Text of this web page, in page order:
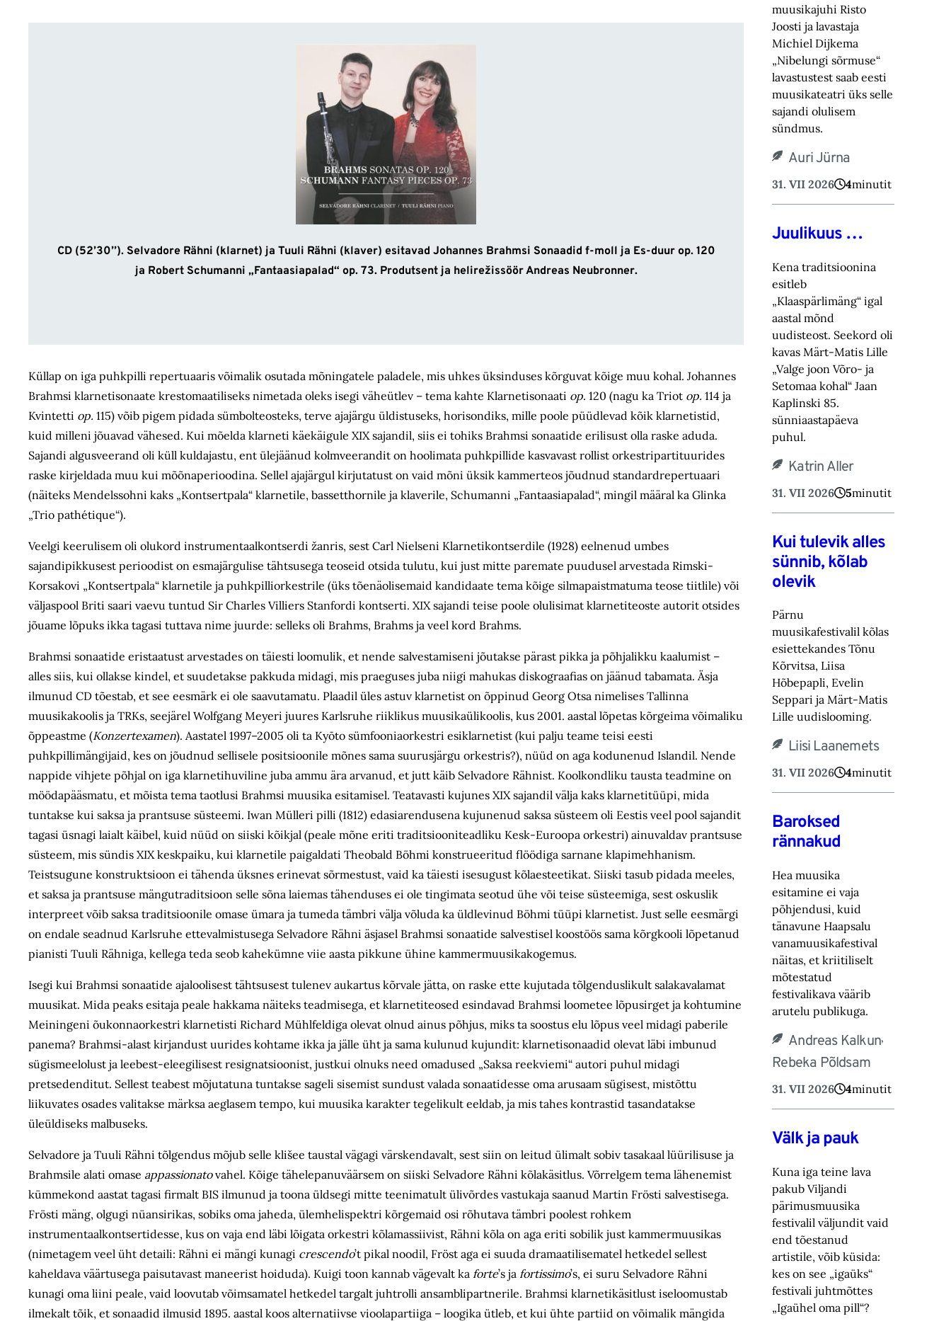
CD (52’30’’). Selvadore Rähni (klarnet) ja Tuuli Rähni (klaver) esitavad Johannes Brahmsi Sonaadid f-moll ja Es-duur op. 120
ja Robert Schumanni „Fantaasiapalad“ op. 73. Produtsent ja helirežissöör Andreas Neubronner.
Küllap on iga puhkpilli repertuaaris võimalik osutada mõningatele paladele, mis uhkes üksinduses kõrguvat kõige muu kohal. Johannes
Brahmsi klarneti­sonaate krestomaatiliseks nimetada oleks isegi väheütlev – tema kahte Klar­neti­­sonaati op. 120 (nagu ka Triot op. 114 ja
Kvintetti op. 115) võib pigem pidada sümbolteosteks, terve ajajärgu üldistuseks, horisondiks, mille poole püüdlevad kõik klarnetistid,
kuid milleni jõuavad vähesed. Kui mõelda klarneti käekäigule XIX sajandil, siis ei tohiks Brahmsi sonaatide erilisust olla raske aduda.
Sajandi algusveerand oli küll kuldajastu, ent ülejäänud kolmveerandit on hoolimata puhkpillide kasvavast rollist orkestri­partituurides
raske kirjeldada muu kui mõõnaperioodina. Sellel ajajärgul kirjutatust on vaid mõni üksik kammer­teos jõudnud standardrepertuaari
(näiteks Mendelssohni kaks „Kontsertpala“ klarnetile, bassetthornile ja klaverile, Schumanni „Fantaasiapalad“, mingil määral ka Glinka
„Trio pathétique“).
Veelgi keerulisem oli olukord instrumentaalkontserdi žanris, sest Carl Nielseni Klarnetikontserdile (1928) eelnenud umbes
sajandipikkusest perioodist on esmajärgulise tähtsusega teoseid otsida tulutu, kui just mitte paremate puudusel arvestada Rimski-
Korsakovi „Kontsertpala“ klarnetile ja puhkpilliorkestrile (üks tõenäolisemaid kandidaate tema kõige silmapaistmatuma teose tiitlile) või
väljaspool Briti saari vaevu tuntud Sir Charles Villiers Stanfordi kontserti. XIX sajandi teise poole olulisimat klarnetiteoste autorit otsides
jõuame lõpuks ikka tagasi tuttava nime juurde: selleks oli Brahms, Brahms ja veel kord Brahms.
Brahmsi sonaatide eristaatust arvestades on täiesti loomulik, et nende salvestamiseni jõutakse pärast pikka ja põhjalikku kaalumist –
alles siis, kui ollakse kindel, et suudetakse pakkuda midagi, mis praeguses juba niigi mahukas diskograafias on jäänud tabamata. Äsja
ilmunud CD tõestab, et see eesmärk ei ole saavutamatu. Plaadil üles astuv klarnetist on õppinud Georg Otsa nimelises Tallinna
muusikakoolis ja TRKs, seejärel Wolfgang Meyeri juures Karlsruhe riiklikus muusikaülikoolis, kus 2001. aastal lõpetas kõrgeima võimaliku
õppeastme (Konzertexamen). Aastatel 1997–2005 oli ta Kyōto sümfooniaorkestri esiklarnetist (kui palju teame teisi eesti
puhkpillimängijaid, kes on jõudnud sellisele positsioonile mõnes sama suurusjärgu orkestris?), nüüd on aga kodunenud Islandil. Nende
nappide vihjete põhjal on iga klarnetihuviline juba ammu ära arvanud, et jutt käib Selvadore Rähnist. Koolkondliku tausta teadmine on
möödapääsmatu, et mõista tema taotlusi Brahmsi muusika esitamisel. Teatavasti kujunes XIX sajandil välja kaks klarnetitüüpi, mida
tuntakse kui saksa ja prantsuse süsteemi. Iwan Mülleri pilli (1812) edasiarendusena kujunenud saksa süsteem oli Eestis veel pool sajandit
tagasi üsnagi laialt käibel, kuid nüüd on siiski kõikjal (peale mõne eriti traditsiooniteadliku Kesk-Euroopa orkestri) ainuvaldav prantsuse
süsteem, mis sündis XIX keskpaiku, kui klarnetile paigaldati Theobald Böhmi konstrueeritud flöödiga sarnane klapimehhanism.
Teistsugune konstruktsioon ei tähenda üksnes erinevat sõrmestust, vaid ka täiesti isesugust kõlaesteetikat. Siiski tasub pidada meeles,
et saksa ja prantsuse mängutraditsioon selle sõna laiemas tähenduses ei ole tingimata seotud ühe või teise süsteemiga, sest oskuslik
interpreet võib saksa traditsioonile omase ümara ja tumeda tämbri välja võluda ka üldlevinud Böhmi tüüpi klarnetist. Just selle eesmärgi
on endale seadnud Karlsruhe ettevalmistusega Selvadore Rähni äsjasel Brahmsi sonaatide salvestisel koostöös sama kõrgkooli lõpetanud
pianisti Tuuli Rähniga, kellega teda seob kahekümne viie aasta pikkune ühine kammermuusikakogemus.
Isegi kui Brahmsi sonaatide ajaloolisest tähtsusest tulenev aukartus kõrvale jätta, on raske ette kujutada tõlgenduslikult salakavalamat
muusikat. Mida peaks esitaja peale hakkama näiteks teadmisega, et klarnetiteosed esindavad Brahmsi loometee lõpusirget ja kohtumine
Meiningeni õukonnaorkestri klarnetisti Richard Mühlfeldiga olevat olnud ainus põhjus, miks ta soostus elu lõpus veel midagi paberile
panema? Brahmsi-alast kirjandust uurides kohtame ikka ja jälle üht ja sama kulunud kujundit: klarnetisonaadid olevat läbi imbunud
sügismeelolust ja leebest-eleegilisest resignatsioonist, justkui olnuks need omadused „Saksa reekviemi“ autori puhul midagi
pretsedenditut. Sellest teabest mõjutatuna tuntakse sageli sisemist sundust valada sonaatidesse oma arusaam sügisest, mistõttu
liikuvates osades valitakse märksa aeglasem tempo, kui muusika karakter tegelikult eeldab, ja mis tahes kontrastid tasandatakse
üleüldiseks malbuseks.
Selvadore ja Tuuli Rähni tõlgendus mõjub selle klišee taustal vägagi värskendavalt, sest siin on leitud ülimalt sobiv tasakaal lüürilisuse ja
Brahmsile alati omase appassionatovahel. Kõige tähelepanuväärsem on siiski Selvadore Rähni kõlakäsitlus. Võrrelgem tema lähenemist
kümmekond aastat tagasi firmalt BIS ilmunud ja toona üldsegi mitte teenimatult ülivõrdes vastukaja saanud Martin Frösti salvestisega.
Frösti mäng, olgugi nüansirikas, sobiks oma jaheda, ülemhelispektri kõrgemaid osi rõhutava tämbri poolest rohkem
instrumentaalkontsertidesse, kus on vaja end läbi lõigata orkestri kõlamassiivist, Rähni kõla on aga eriti sobilik just kammermuusikas
(nimetagem veel üht detaili: Rähni ei mängi kunagi crescendo’t pikal noodil, Fröst aga ei suuda dramaatilisematel hetkedel sellest
kaheldava väärtusega paisutavast maneerist hoiduda). Kuigi toon kannab vägevalt ka forte’s ja fortissimo’s, ei suru Selvadore Rähni
kunagi oma liini peale, vaid loovutab võimsamatel hetkedel targalt juhtrolli ansamblipartnerile. Brahmsi klarnetikäsitlust iseloomustab
ilmekalt tõik, et sonaadid ilmusid 1895. aastal koos alternatiivse vioolapartiiga – loogika ütleb, et kui ühte partiid on võimalik mängida
muusikajuhi Risto
Joosti ja lavastaja
Michiel Dijkema
„Nibelungi sõrmuse“
lavastustest saab eesti
muusikateatri üks selle
sajandi olulisem
sündmus.
Auri Jürna
31. VII 2026 4minutit
Juulikuus …
Kena traditsioonina
esitleb
„Klaaspärlimäng“ igal
aastal mõnd
uudisteost. Seekord oli
kavas Märt-Matis Lille
„Valge joon Võro- ja
Setomaa kohal“ Jaan
Kaplinski 85.
sünniaastapäeva
puhul.
Katrin Aller
31. VII 2026 5minutit
Kui tulevik alles
sünnib, kõlab
olevik
Pärnu
muusikafestivalil kõlas
esiettekandes Tõnu
Kõrvitsa, Liisa
Hõbepapli, Evelin
Seppari ja Märt-Matis
Lille uudislooming.
Liisi Laanemets
31. VII 2026 4minutit
Baroksed
rännakud
Hea muusika
esitamine ei vaja
põhjendusi, kuid
tänavune Haapsalu
vanamuusikafestival
näitas, et kriitiliselt
mõtestatud
festivalikava väärib
arutelu publikuga.
Andreas Kalkun,
Rebeka Põldsam
31. VII 2026 4minutit
Välk ja pauk
Kuna iga teine lava
pakub Viljandi
pärimusmuusika
festivalil väljundit vaid
end tõestanud
artistile, võib küsida:
kes on see „igaüks“
festivali juhtmõttes
„Igaühel oma pill“?